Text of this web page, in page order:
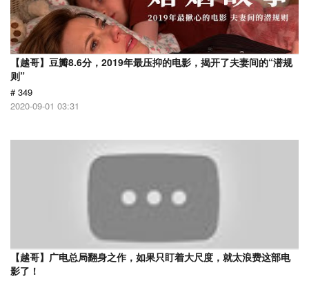
【越哥】豆瓣8.6分，2019年最压抑的电影，揭开了夫妻间的“潜规
则”
# 349
2020-09-01 03:31
【越哥】广电总局翻身之作，如果只盯着大尺度，就太浪费这部电
影了！